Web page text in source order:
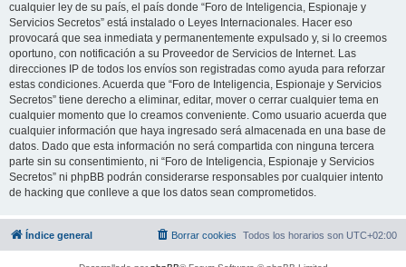
cualquier ley de su país, el país donde “Foro de Inteligencia, Espionaje y
Servicios Secretos” está instalado o Leyes Internacionales. Hacer eso
provocará que sea inmediata y permanentemente expulsado y, si lo creemos
oportuno, con notificación a su Proveedor de Servicios de Internet. Las
direcciones IP de todos los envíos son registradas como ayuda para reforzar
estas condiciones. Acuerda que “Foro de Inteligencia, Espionaje y Servicios
Secretos” tiene derecho a eliminar, editar, mover o cerrar cualquier tema en
cualquier momento que lo creamos conveniente. Como usuario acuerda que
cualquier información que haya ingresado será almacenada en una base de
datos. Dado que esta información no será compartida con ninguna tercera
parte sin su consentimiento, ni “Foro de Inteligencia, Espionaje y Servicios
Secretos” ni phpBB podrán considerarse responsables por cualquier intento
de hacking que conlleve a que los datos sean comprometidos.
Índice general Todos los horarios son UTC+02:00
Borrar cookies